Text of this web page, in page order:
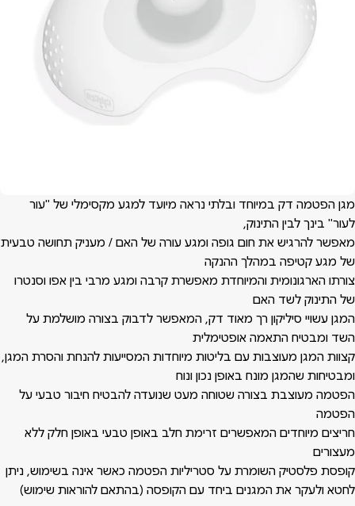
מגן הפטמה דק במיוחד ובלתי נראה מיועד למגע מקסימלי של "עור
לעור" בינך לבין התינוק,
מאפשר להרגיש את חום גופה ומגע עורה של האם / מעניק תחושה טבעית
של מגע קטיפה במהלך ההנקה
צורתו הארגונומית והמיוחדת מאפשרת קרבה ומגע מרבי בין אפו וסנטרו
של התינוק לשד האם
המגן עשויי סיליקון רך מאוד דק, המאפשר לדבוק בצורה מושלמת על
השד ומבטיח התאמה אופטימלית
קצוות המגן מעוצבות עם בליטות מיוחדות המסייעות להנחת והסרת המגן,
ומבטיחות שהמגן מונח באופן נכון ונוח
הפטמה מעוצבת בצורה שטוחה מעט שנועדה להבטיח חיבור טבעי על
הפטמה
חריצים מיוחדים המאפשרים זרימת חלב באופן טבעי באופן חלק ללא
מעצורים
קופסת פלסטיק השומרת על סטריליות הפטמה כאשר אינה בשימוש, ניתן
לחטא ולעקר את המגנים ביחד עם הקופסה (בהתאם להוראות שימוש)